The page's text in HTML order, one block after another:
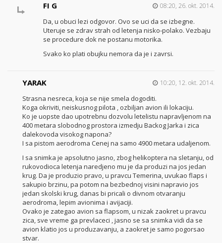
FI G 08:20, 26. okt. 2014.
Da, u obuci lezi odgovor. Ovo se uci da se izbegne.
Uteruje se zdrav strah od letenja nisko-polako. Vezbaju
se procedure dok ne postanu motorika.
Svako ko plati obujku nemora da je i zavrsi.
YARAK 10:20, 12. okt. 2014.
Strasna nesreca, koja se nije smela dogoditi.
Koga okriviti, neiskusnog pilota , ozbiljan avion ili lokaciju.
Ko je uopste dao upotrebnu dozvolu letelistu napravljenom na
400 metara slobodnog prostora izmedju Backog Jarka i zica
dalekovoda visokog napona?
I sa pistom aerodroma Cenej na samo 4900 metara udaljenom.
I sa snimka je apsolutno jasno, zbog helikoptera na sletanju, od
rukovodioca letenja naredjeno mu je da produzi na jos jedan
krug. Da je produzio pravo, u pravcu Temerina, uvukao flaps i
sakupio brzinu, pa potom na bezbednoj visini napravio jos
jedan skolski krug, danas bi pricali o divnom otvaranju
aerodroma, lepim avionima i avijaciji.
Ovako je zategao avion sa flapsom, u nizak zaokret u pravcu
zica, sve vreme ga prevlaceci , jasno se sa snimka vidi da se
avion klatio jos u produzavanju, a zaokret je samo pogorsao
stvar.